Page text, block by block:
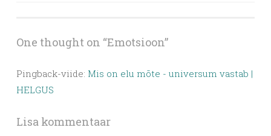
One thought on “Emotsioon”
Pingback-viide: Mis on elu mõte - universum vastab |
HELGUS
Lisa kommentaar